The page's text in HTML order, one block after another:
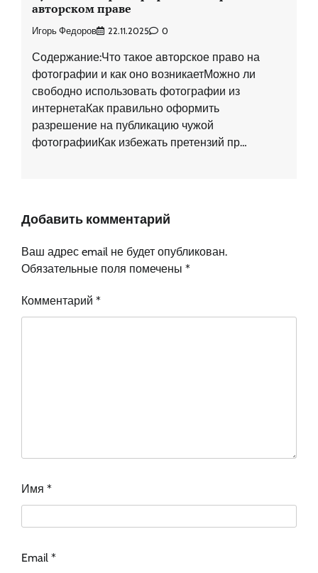
авторском праве
Игорь Федоров 22.11.2025 0
Содержание:Что такое авторское право на
фотографии и как оно возникаетМожно ли
свободно использовать фотографии из
интернетаКак правильно оформить
разрешение на публикацию чужой
фотографииКак избежать претензий пр…
Добавить комментарий
Ваш адрес email не будет опубликован.
Обязательные поля помечены *
Комментарий *
Имя *
Email *